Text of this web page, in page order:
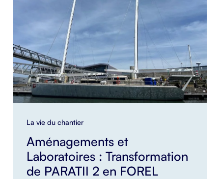
La vie du chantier
Aménagements et
Laboratoires : Transformation
de PARATII 2 en FOREL